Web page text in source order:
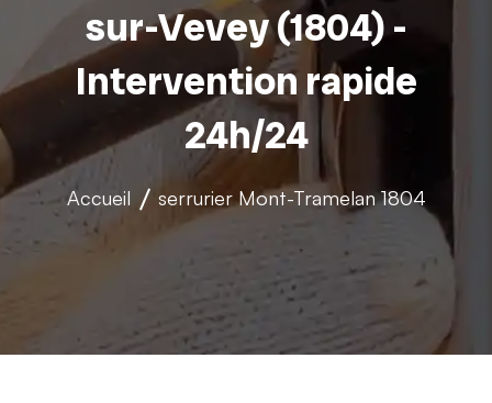
sur-Vevey (1804) -
Intervention rapide
24h/24
Accueil serrurier Mont-Tramelan 1804